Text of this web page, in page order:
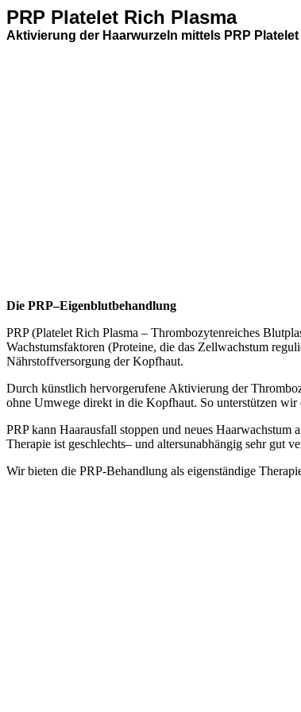
PRP Platelet Rich Plasma
Aktivierung der Haarwurzeln mittels PRP
Die PRP–Eigenblutbehandlung
PRP (Platelet Rich Plasma – Thrombozytenreiches
Wachstumsfaktoren (Proteine, die das Zellwachstum
Nährstoffversorgung der Kopfhaut.
Durch künstlich hervorgerufene Aktivierung der
ohne Umwege direkt in die Kopfhaut. So unterstützen
PRP kann Haarausfall stoppen und neues
Therapie ist geschlechts– und altersunabhängig sehr gut
Wir bieten die PRP-Behandlung als eigenständige